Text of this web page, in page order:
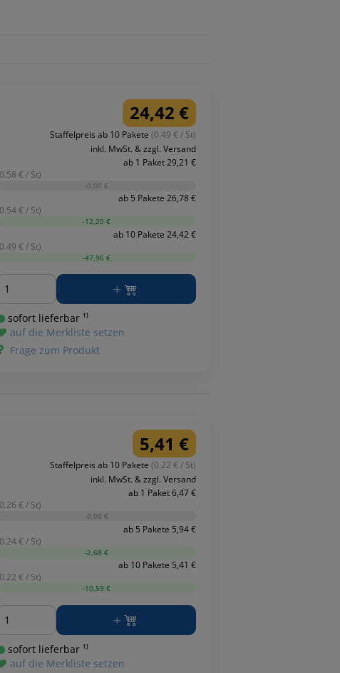
24,42 €
Staffelpreis ab 10 Pakete (0.49 € / St)
inkl. MwSt. & zzgl. Versand
ab 1 Paket 29,21 €
€ / St)
-0,00 €
ab 5 Pakete 26,78 €
€ / St)
-12,20 €
ab 10 Pakete 24,42 €
€ / St)
-47,96 €
sofort lieferbar ¹⁾
auf die Merkliste setzen
Frage zum Produkt
5,41 €
Staffelpreis ab 10 Pakete (0.22 € / St)
inkl. MwSt. & zzgl. Versand
ab 1 Paket 6,47 €
€ / St)
-0,00 €
ab 5 Pakete 5,94 €
€ / St)
-2,68 €
ab 10 Pakete 5,41 €
€ / St)
-10,59 €
sofort lieferbar ¹⁾
auf die Merkliste setzen